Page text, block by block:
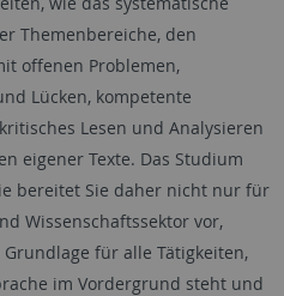
Themenbereiche, den
offenen Problemen,
Lücken, kompetente
Lesen und Analysieren
eigener Texte. Das Studium
bereitet Sie daher nicht nur für
Wissenschaftssektor vor,
für alle Tätigkeiten,
im Vordergrund steht und